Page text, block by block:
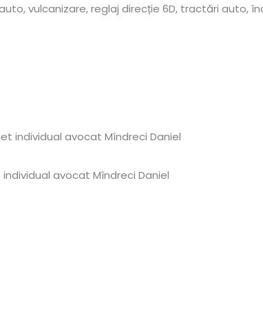
vulcanizare, reglaj direcție 6D, tractări auto,
individual avocat Mîndreci Daniel
avocat Mîndreci Daniel